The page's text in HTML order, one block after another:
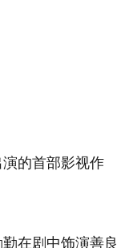
的首部影视作
在剧中饰演善良